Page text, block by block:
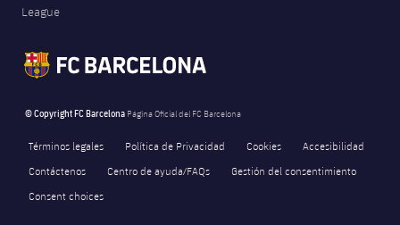
League
© Copyright FC Barcelona Página Oficial del FC Barcelona
Términos legales Política de Privacidad Cookies
Accesibilidad
Contáctenos
Centro de ayuda/FAQs
Gestión del consentimiento
Consent choices